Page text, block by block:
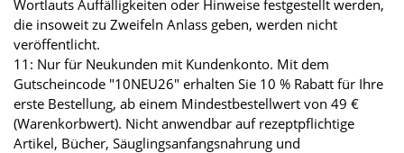
Wortlauts Auffälligkeiten oder Hinweise festgestellt werden,
die insoweit zu Zweifeln Anlass geben, werden nicht
veröffentlicht.
11: Nur für Neukunden mit Kundenkonto. Mit dem
Gutscheincode "10NEU26" erhalten Sie 10 % Rabatt für Ihre
erste Bestellung, ab einem Mindestbestellwert von 49 €
(Warenkorbwert). Nicht anwendbar auf rezeptpflichtige
Artikel, Bücher, Säuglingsanfangsnahrung und